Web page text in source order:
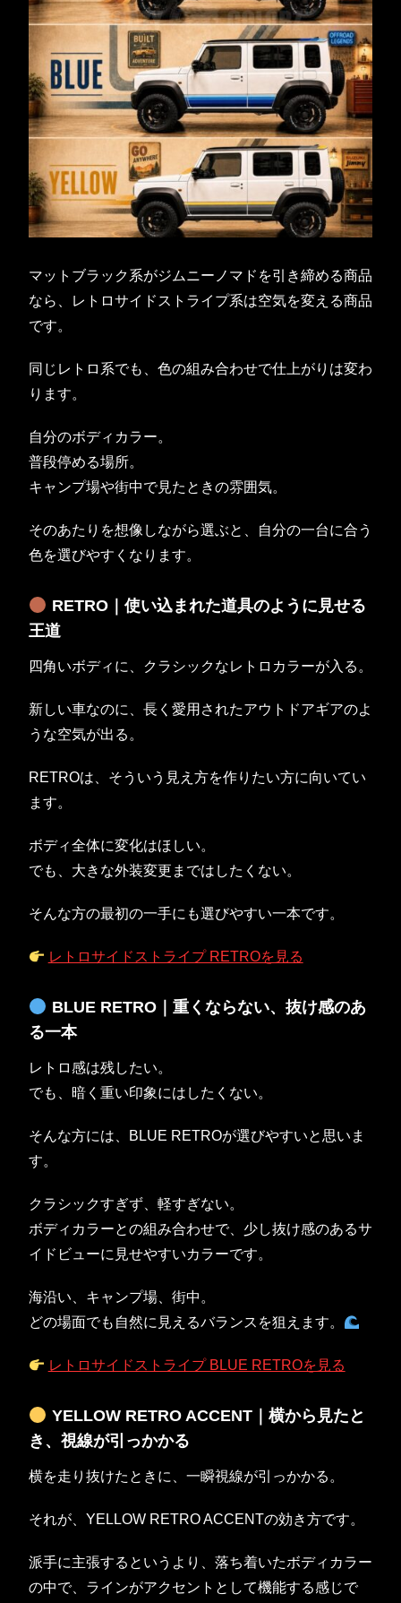
マットブラック系がジムニーノマドを引き締める商品
なら、レトロサイドストライプ系は空気を変える商品
です。
同じレトロ系でも、色の組み合わせで仕上がりは変わ
ります。
自分のボディカラー。
普段停める場所。
キャンプ場や街中で見たときの雰囲気。
そのあたりを想像しながら選ぶと、自分の一台に合う
色を選びやすくなります。
RETRO｜使い込まれた道具のように見せる
王道
四角いボディに、クラシックなレトロカラーが入る。
新しい車なのに、長く愛用されたアウトドアギアのよ
うな空気が出る。
RETROは、そういう見え方を作りたい方に向いてい
ます。
ボディ全体に変化はほしい。
でも、大きな外装変更まではしたくない。
そんな方の最初の一手にも選びやすい一本です。
レトロサイドストライプ RETROを見る
BLUE RETRO｜重くならない、抜け感のあ
る一本
レトロ感は残したい。
でも、暗く重い印象にはしたくない。
そんな方には、BLUE RETROが選びやすいと思いま
す。
クラシックすぎず、軽すぎない。
ボディカラーとの組み合わせで、少し抜け感のあるサ
イドビューに見せやすいカラーです。
海沿い、キャンプ場、街中。
どの場面でも自然に見えるバランスを狙えます。
レトロサイドストライプ BLUE RETROを見る
YELLOW RETRO ACCENT｜横から見たと
き、視線が引っかかる
横を走り抜けたときに、一瞬視線が引っかかる。
それが、YELLOW RETRO ACCENTの効き方です。
派手に主張するというより、落ち着いたボディカラー
の中で、ラインがアクセントとして機能する感じで